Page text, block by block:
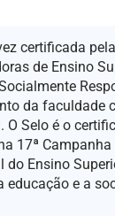
certificada
de Ensino
da faculdade
O Selo é o
17ª Campanha
do Ensino
e a